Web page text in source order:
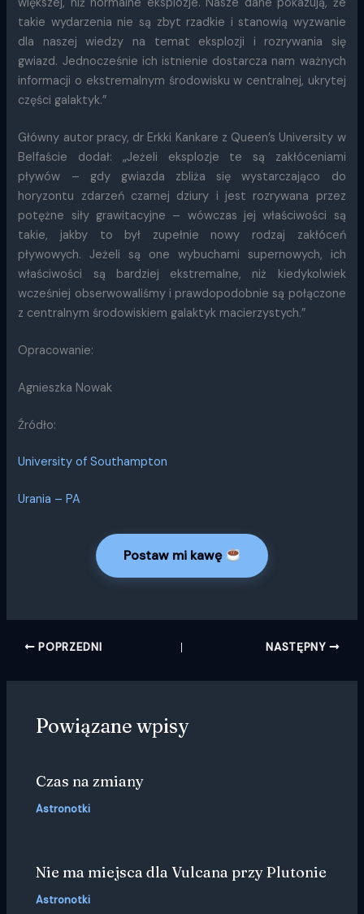
takie wydarzenia nie są zbyt rzadkie i stanowią wyzwanie
dla naszej wiedzy na temat eksplozji i rozrywania się
gwiazd. Jednocześnie ich istnienie dostarcza nam ważnych
informacji o ekstremalnym środowisku w centralnej, ukrytej
części galaktyk.”
Główny autor pracy, dr Erkki Kankare z Queen’s University w
Belfaście dodał: „Jeżeli eksplozje te są zakłóceniami
pływów – gdy gwiazda zbliża się wystarczająco do
horyzontu zdarzeń czarnej dziury i jest rozrywana przez
potężne siły grawitacyjne – wówczas jej właściwości są
takie, jakby to był zupełnie nowy rodzaj zakłóceń
pływowych. Jeżeli są one wybuchami supernowych, ich
właściwości są bardziej ekstremalne, niż kiedykolwiek
wcześniej obserwowaliśmy i prawdopodobnie są połączone
z centralnym środowiskiem galaktyk macierzystych.”
Opracowanie:
Agnieszka Nowak
Źródło:
University of Southampton
Urania – PA
Postaw mi kawę
POPRZEDNI NASTĘPNY
Powiązane wpisy
Czas na zmiany
Astronotki
Nie ma miejsca dla Vulcana przy Plutonie
Astronotki